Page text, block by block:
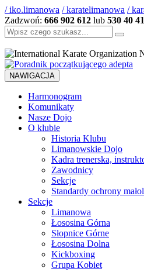
/ iko.limanowa / karatelimanowa /
Zadzwoń: 666 902 612 lub 530 40
Szukaj:
NAWIGACJA
Harmonogram
Komunikaty
Nasze Dojo
O klubie
Historia Klubu
Limanowskie Dojo
Kadra trenerska,
Zawodnicy
Sekcje
Standardy ochrony
Sekcje
Limanowa
Łososina Górna
Słopnice Górne
Łososina Dolna
Kickboxing
Grupa Kobiet